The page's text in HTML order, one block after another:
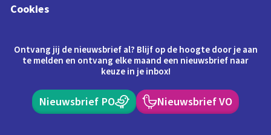
Cookies
Ontvang jij de nieuwsbrief al? Blijf op de hoogte door je aan
te melden en ontvang elke maand een nieuwsbrief naar
keuze in je inbox!
Nieuwsbrief PO Nieuwsbrief VO